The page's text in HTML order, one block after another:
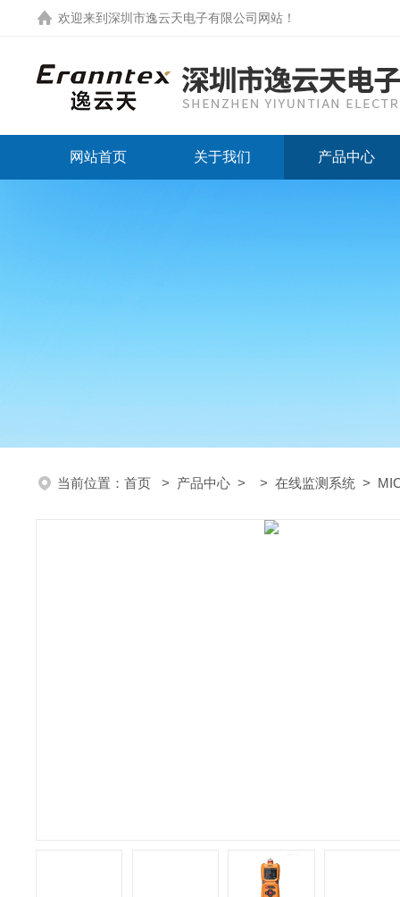
欢迎来到 深圳市逸云天电子有限公司网站 ！
网站首页 关于我们 产品中心
当前位置： 首页 > 产品中心 > > 在线监测系统 >